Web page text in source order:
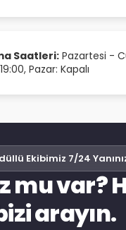
Saatleri: Pazartesi -
Pazar: Kapalı
Ekibimiz 7/24
mu var?
arayın.